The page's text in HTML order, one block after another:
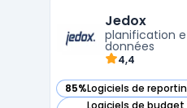
des fichiers Excel, des
des applications ...
Jedox
planification
données
4,4
85%Logiciels de
— voir Jedox dans cette
Logiciels de